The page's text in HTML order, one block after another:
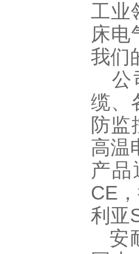
工业
床电
我们
公
缆、
防监
高温
产
CE
利亚
安